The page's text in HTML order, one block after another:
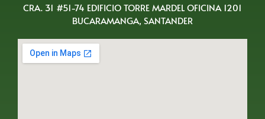
CRA. 31 #51-74 EDIFICIO TORRE MARDEL OFICINA 1201
BUCARAMANGA, SANTANDER